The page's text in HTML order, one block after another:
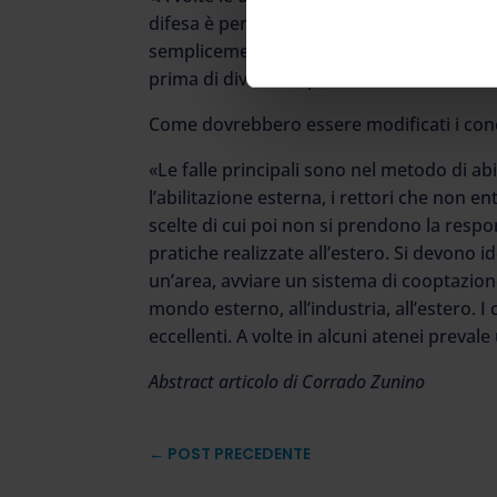
difesa è perlomeno legittima. Troppe
semplicemente scorretto e preordinato.
prima di diventare professore ordinario
Come dovrebbero essere modificati i
«Le falle principali sono nel metodo di
l’abilitazione esterna, i rettori che non
scelte di cui poi non si prendono la
pratiche realizzate all’estero. Si devono
un’area, avviare un sistema di
mondo esterno, all’industria, all’estero.
eccellenti. A volte in alcuni atenei
Abstract articolo di Corrado Zunino
← POST PRECEDENTE